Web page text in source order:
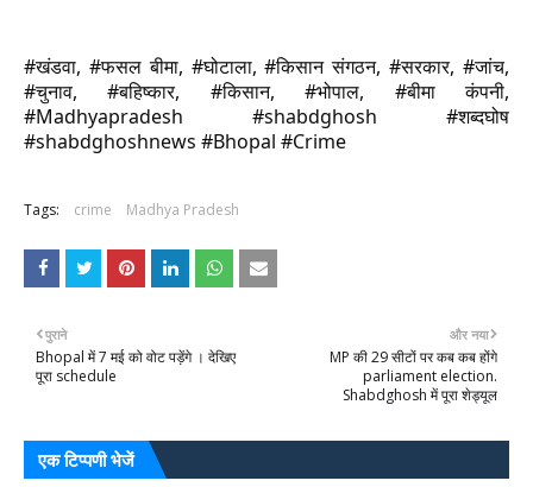
#खंडवा, #फसल बीमा, #घोटाला, #किसान संगठन, #सरकार, #जांच,
#चुनाव, #बहिष्कार, #किसान, #भोपाल, #बीमा कंपनी,
#Madhyapradesh #shabdghosh #शब्‍दघोष
#shabdghoshnews #Bhopal #Crime
Tags: crime Madhya Pradesh
और नया
MP की 29 सीटों पर कब कब होंगे
parliament election.
Shabdghosh में पूरा शेड्यूल
पुराने
Bhopal में 7 मई को वोट पड़ेंगे । देखिए
पूरा schedule
एक टिप्पणी भेजें